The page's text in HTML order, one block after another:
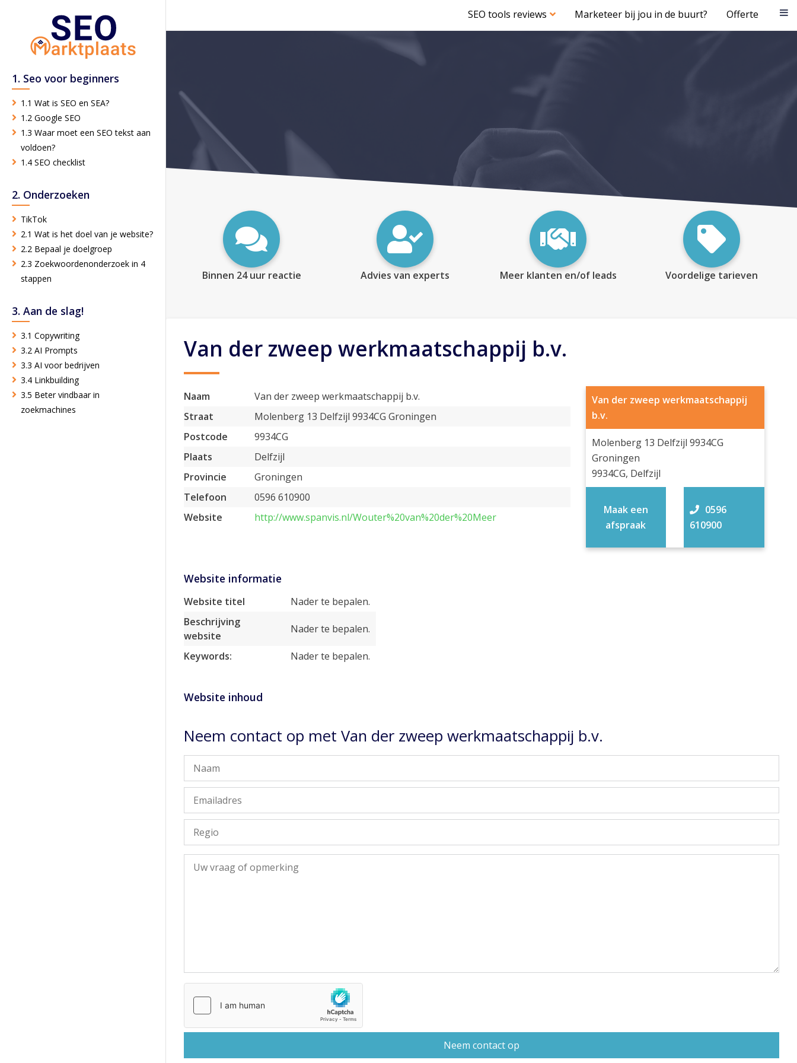
SEO tools reviews Marketeer bij jou in de buurt? Offerte
1. Seo voor beginners
1.1 Wat is SEO en SEA?
1.2 Google SEO
1.3 Waar moet een SEO tekst aan
voldoen?
1.4 SEO checklist
2. Onderzoeken
TikTok
2.1 Wat is het doel van je website?
2.2 Bepaal je doelgroep
2.3 Zoekwoordenonderzoek in 4
stappen
3. Aan de slag!
3.1 Copywriting
3.2 AI Prompts
3.3 AI voor bedrijven
3.4 Linkbuilding
3.5 Beter vindbaar in
zoekmachines
Binnen 24 uur reactie Advies van experts Meer klanten en/of leads Voordelige tarieven
Van der zweep werkmaatschappij b.v.
Naam
Van der zweep werkmaatschappij b.v.
Straat
Molenberg 13 Delfzijl 9934CG Groningen
Postcode
9934CG
Plaats
Delfzijl
Provincie
Groningen
Telefoon
0596 610900
Website
http://www.spanvis.nl/Wouter%20van%20der%20Meer
Van der zweep werkmaatschappij
b.v.
Molenberg 13 Delfzijl 9934CG
Groningen
9934CG, Delfzijl
0596
610900
Maak een
afspraak
Website informatie
Website titel
Nader te bepalen.
Beschrijving
website
Nader te bepalen.
Keywords: Nader te bepalen.
Website inhoud
Neem contact op met Van der zweep werkmaatschappij b.v.